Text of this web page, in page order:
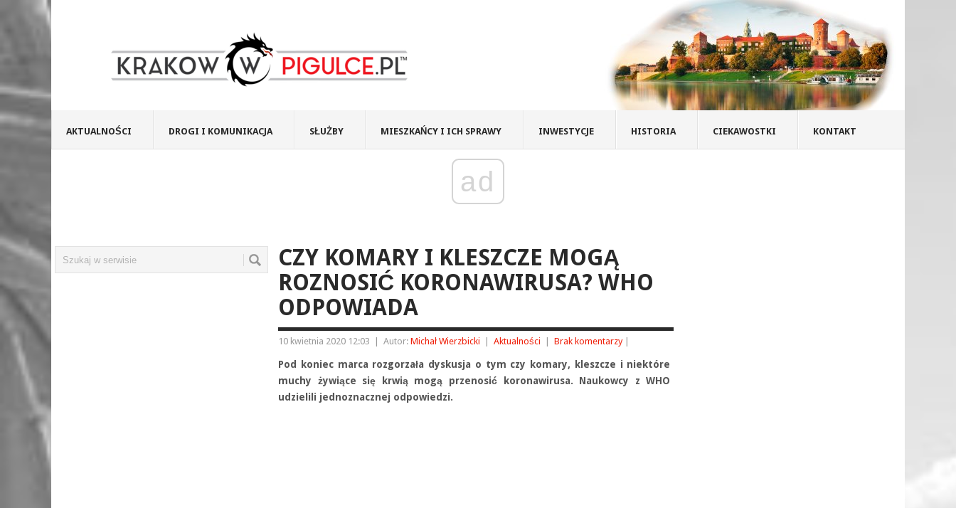
AKTUALNOŚCI DROGI I KOMUNIKACJA SŁUŻBY MIESZKAŃCY I ICH SPRAWY INWESTYCJE HISTORIA CIEKAWOSTKI KONTAKT
ad
CZY KOMARY I KLESZCZE MOGĄ
ROZNOSIĆ KORONAWIRUSA? WHO
ODPOWIADA
10 kwietnia 2020 12:03 Autor: Michał Wierzbicki Aktualności Brak komentarzy
Pod koniec marca rozgorzała dyskusja o tym czy komary, kleszcze i niektóre
muchy żywiące się krwią mogą przenosić koronawirusa. Naukowcy z WHO
udzielili jednoznacznej odpowiedzi.